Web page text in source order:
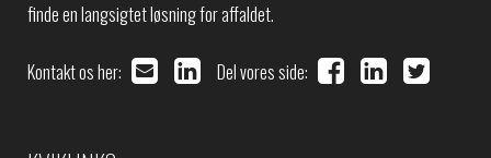
finde en langsigtet løsning for affaldet.
Kontakt os her: Del vores side: